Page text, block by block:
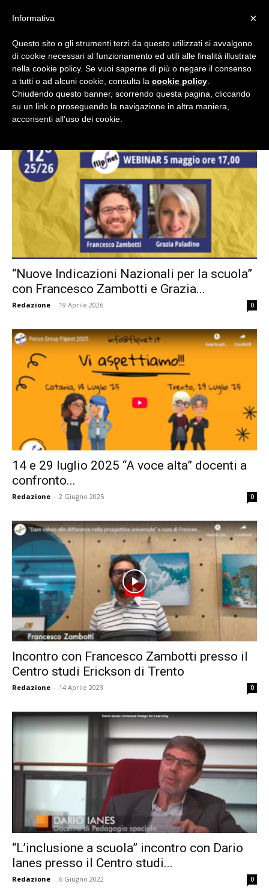
Flipnet
Eventi
e
formazione
sulle
didattiche
attive,
inclusive,
cooperative
e
capovolte
Home Tags Erickson
Tag: Erickson
“Nuove Indicazioni Nazionali per la scuola”
con Francesco Zambotti e Grazia...
Redazione - 19 Aprile 2026 0
14 e 29 luglio 2025 “A voce alta” docenti a
confronto...
Redazione - 2 Giugno 2025 0
Incontro con Francesco Zambotti presso il
Centro studi Erickson di Trento
Redazione - 14 Aprile 2023 0
“L’inclusione a scuola” incontro con Dario
Ianes presso il Centro studi...
Redazione - 6 Giugno 2022 0
×
Informativa
Questo sito o gli strumenti terzi da questo utilizzati si avvalgono
di cookie necessari al funzionamento ed utili alle finalità illustrate
nella cookie policy. Se vuoi saperne di più o negare il consenso
a tutti o ad alcuni cookie, consulta la cookie policy
Chiudendo questo banner, scorrendo questa pagina, cliccando
su un link o proseguendo la navigazione in altra maniera,
acconsenti all’uso dei cookie.